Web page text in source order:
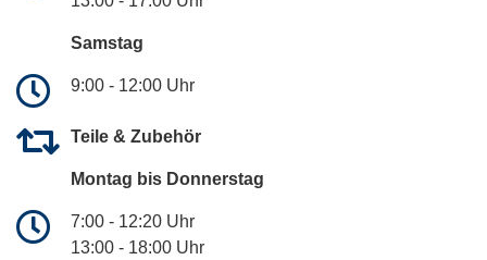
Samstag
9:00 - 12:00 Uhr
Teile & Zubehör
Montag bis Donnerstag
7:00 - 12:20 Uhr
13:00 - 18:00 Uhr